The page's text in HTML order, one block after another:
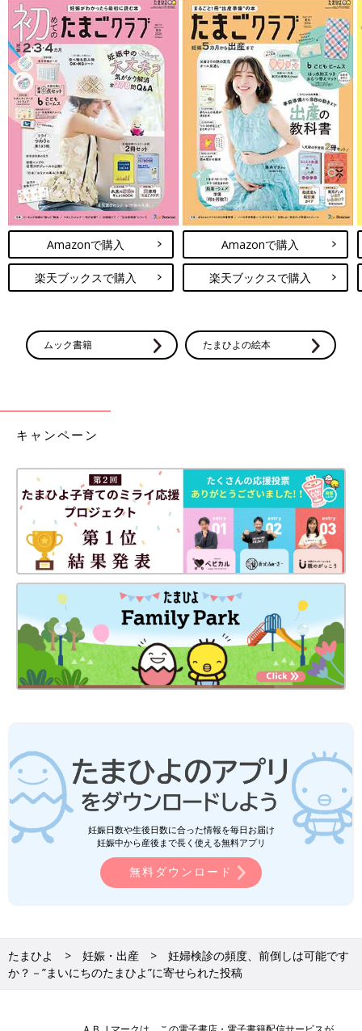
Amazonで購入
楽天ブックスで購入
Amazonで購入
楽天ブックスで購入
ムック書籍 たまひよの絵本
キャンペーン
妊娠日数や生後日数に合った情報を毎日お届け
妊娠中から産後まで長く使える無料アプリ
無料ダウンロード
たまひよ 妊娠・出産
妊婦検診の頻度、前倒しは可能です
か？－”まいにちのたまひよ”に寄せられた投稿